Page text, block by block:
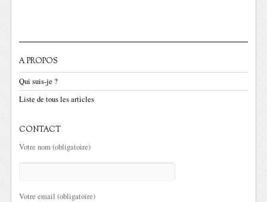
A PROPOS
Qui suis-je ?
Liste de tous les articles
CONTACT
Votre nom (obligatoire)
Votre email (obligatoire)